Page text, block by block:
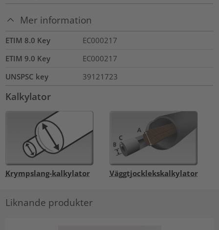
Mer information
ETIM 8.0 Key
EC000217
ETIM 9.0 Key
EC000217
UNSPSC key
39121723
Kalkylator
Krympslang-kalkylator Väggtjocklekskalkylator
Liknande produkter